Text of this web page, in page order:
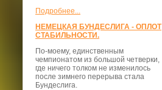
Подробнее...
НЕМЕЦКАЯ БУНДЕСЛИГА - ОПЛОТ
СТАБИЛЬНОСТИ.
По-моему, единственным
чемпионатом из большой четверки,
где ничего толком не изменилось
после зимнего перерыва стала
Бундеслига.